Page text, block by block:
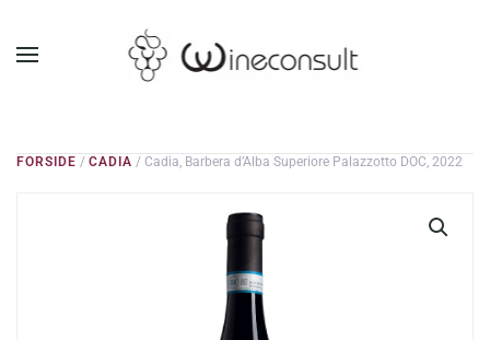
GÅ TIL HOVEDINDHOLD
FORSIDE / CADIA / Cadia, Barbera d’Alba Superiore Palazzotto DOC, 2022